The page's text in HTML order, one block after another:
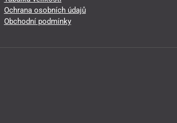
Ochrana osobních údajů
Obchodní podmínky